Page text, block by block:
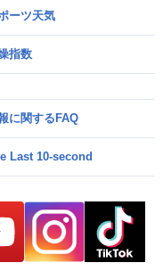
ーツ天気
指数
に関するFAQ
Last 10-second